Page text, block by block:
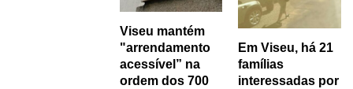
Viseu mantém
"arrendamento
acessível” na
ordem dos 700
Em Viseu, há 21
famílias
interessadas por